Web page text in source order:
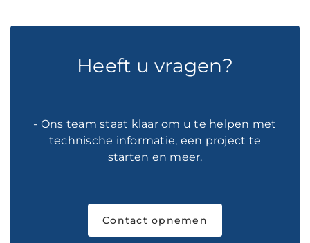
Heeft u vragen?
- Ons team staat klaar om u te helpen met
technische informatie, een project te
starten en meer.
Contact opnemen